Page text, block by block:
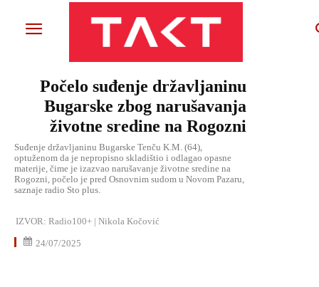
Počelo suđenje državljaninu
Bugarske zbog narušavanja
životne sredine na Rogozni
Suđenje državljaninu Bugarske Tenču K.M. (64),
optuženom da je nepropisno skladištio i odlagao opasne
materije, čime je izazvao narušavanje životne sredine na
Rogozni, počelo je pred Osnovnim sudom u Novom Pazaru,
saznaje radio Sto plus.
IZVOR: Radio100+ | Nikola Kočović
24/07/2025